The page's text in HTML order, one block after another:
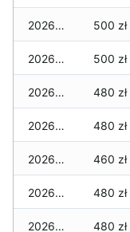
2026-04-08 500 zł
2026-04-07 500 zł
2026-04-06 480 zł
2026-04-05 480 zł
2026-04-04 460 zł
2026-04-03 480 zł
2026-04-02 480 zł